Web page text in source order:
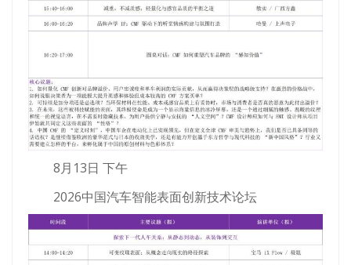
8月13日 下午
2026中国汽车智能表面创新技术论坛